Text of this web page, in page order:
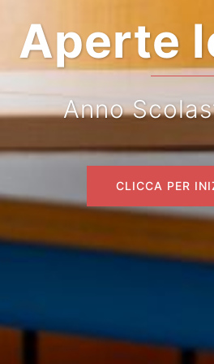
le
Anno Scolastico
CLICCA PER